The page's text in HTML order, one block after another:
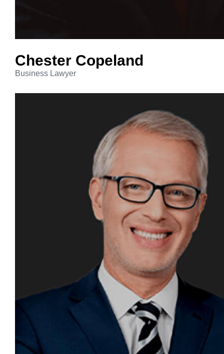
Chester Copeland
Business Lawyer